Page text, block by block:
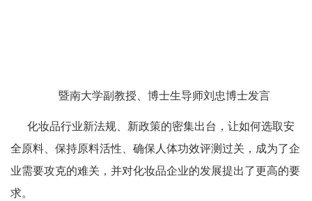
暨南大学副教授、博士生导师刘忠博士发言
化妆品行业新法规、新政策的密集出台，让如何选取安
全原料、保持原料活性、确保人体功效评测过关，成为了企
业需要攻克的难关，并对化妆品企业的发展提出了更高的要
求。